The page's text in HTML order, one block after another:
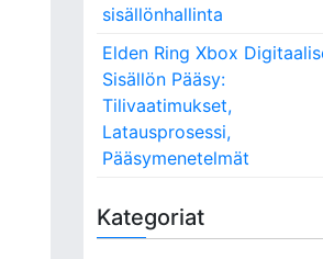
sisällönhallinta
Elden Ring Xbox
Sisällön Pääsy:
Tilivaatimukset,
Latausprosessi,
Pääsymenetelmät
Kategoriat